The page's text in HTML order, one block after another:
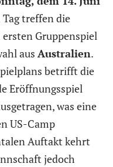
treffen die
ersten Gruppenspiel
aus Australien.
betrifft die
Eröffnungsspiel
was eine
US-Camp
Auftakt kehrt
jedoch